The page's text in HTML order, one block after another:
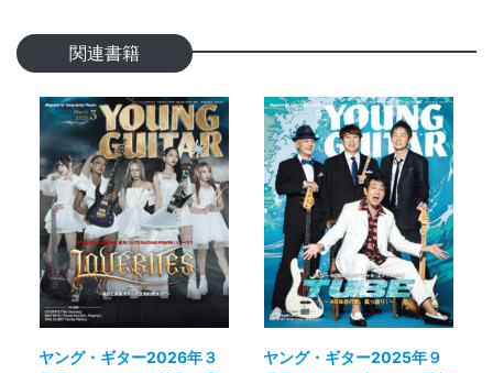
関連書籍
ヤング・ギター2026年３
ヤング・ギター2025年９